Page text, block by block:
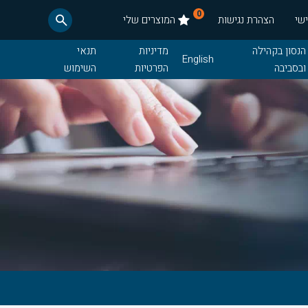
הצהרת נגישות 0 המוצרים שלי
תנאי רכש
הנסון בקהילה
ובסביבה
English
מדיניות
הפרטיות
תנאי
השימוש